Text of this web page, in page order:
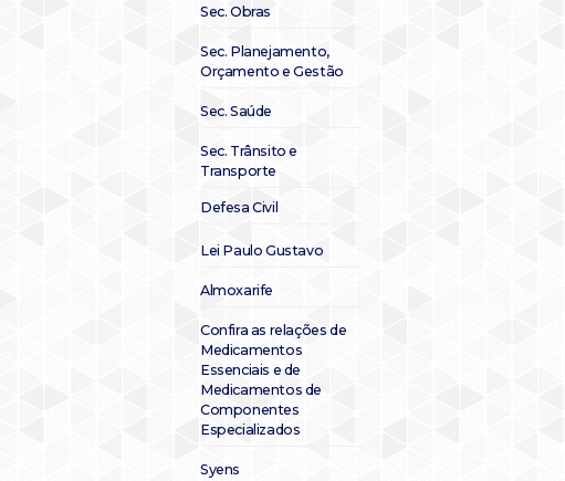
Sec. Obras
Sec. Planejamento,
Orçamento e Gestão
Sec. Saúde
Sec. Trânsito e
Transporte
Defesa Civil
Lei Paulo Gustavo
Almoxarife
Confira as relações de
Medicamentos
Essenciais e de
Medicamentos de
Componentes
Especializados
Syens